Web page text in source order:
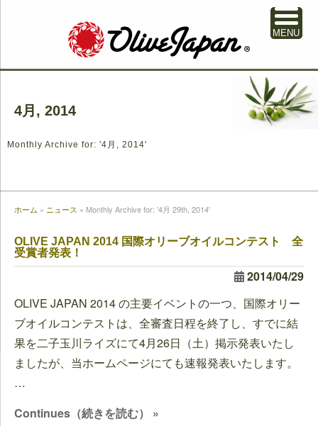
4月, 2014
Monthly Archive for: '4月, 2014'
ホーム » ニュース » Monthly Archive for: '4月 29th, 2014'
OLIVE JAPAN 2014 国際オリーブオイルコンテスト 全
受賞者発表！
2014/04/29
OLIVE JAPAN 2014 の主要イベントの一つ、国際オリー
ブオイルコンテストは、全審査日程を終了し、すでに結
果を二子玉川ライズにて4月26日（土）掲示発表いたし
ましたが、当ホームページにても速報発表いたします。
…
Continues（続きを読む） »
MENU